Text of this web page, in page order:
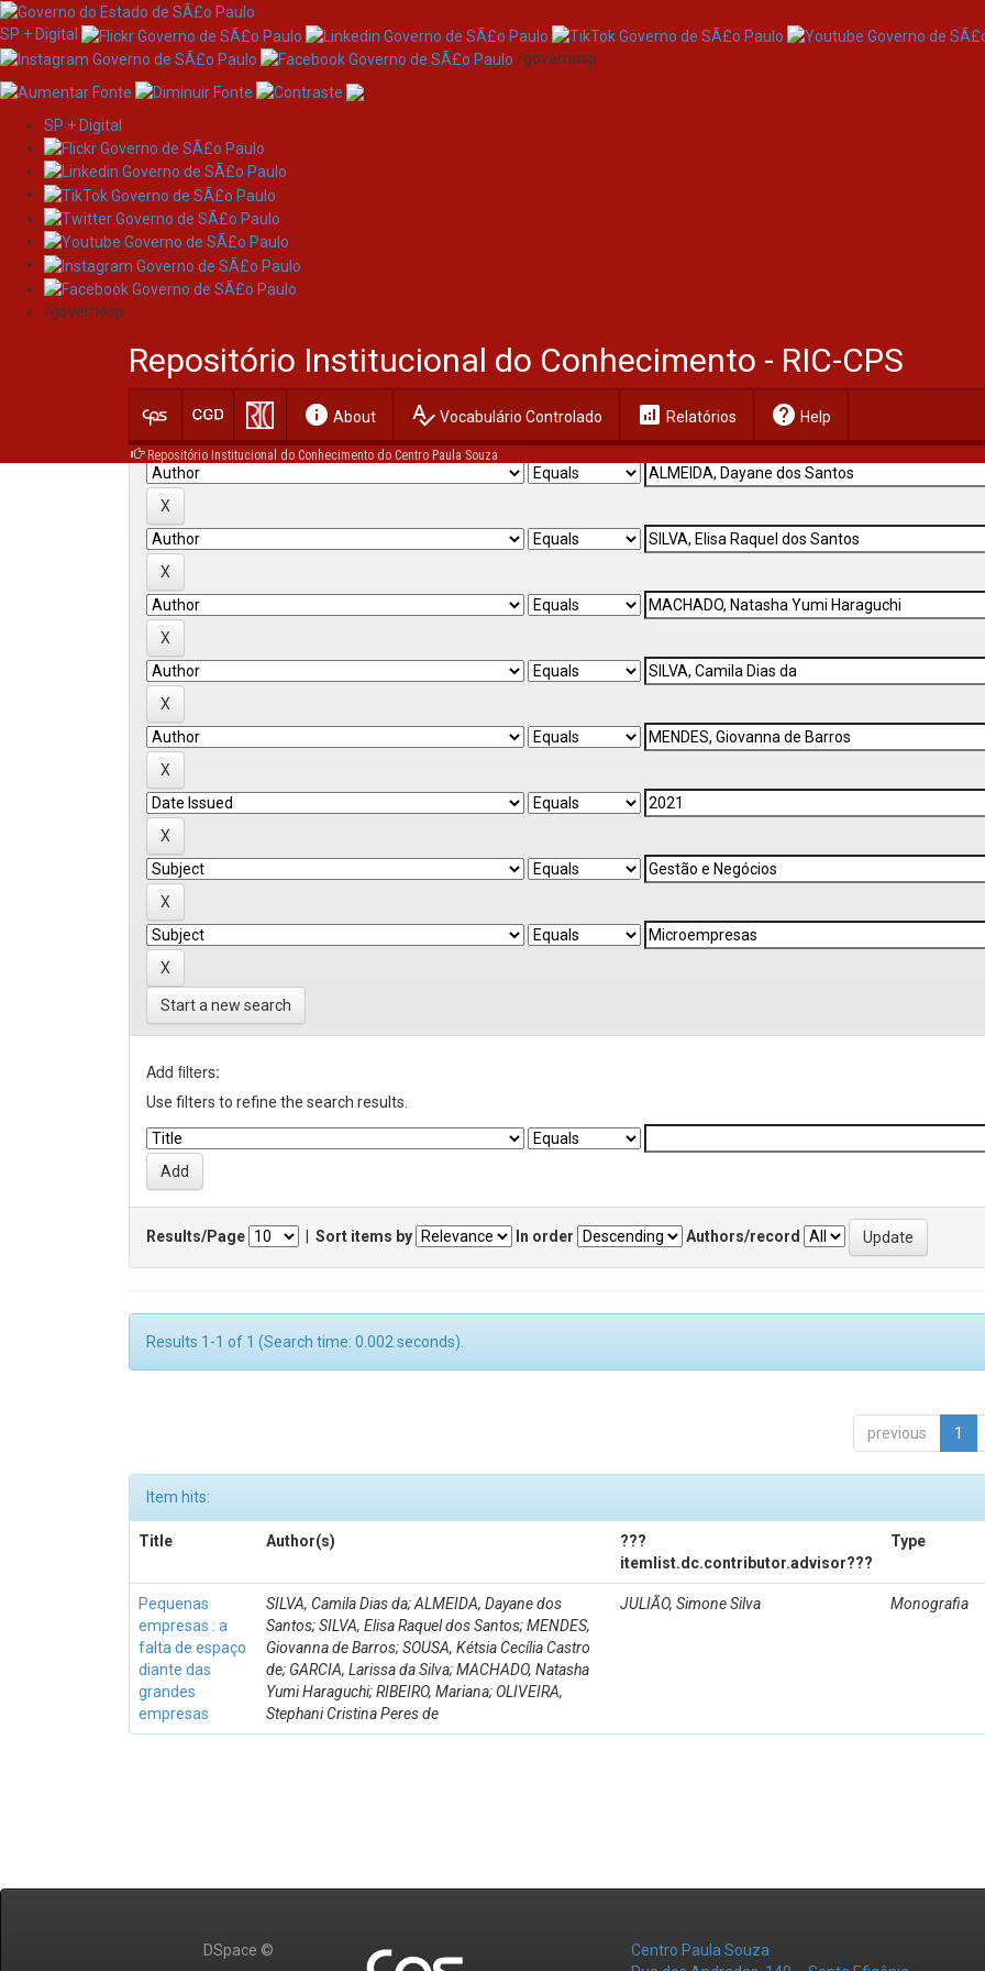
Skip
navigation
SP + Digital
/governosp
SP + Digital
/governosp
Repositório Institucional do Conhecimento - RIC-CPS
info About spellcheck Vocabulário Controlado analytics Relatórios help Help
Repositório Institucional do Conhecimento do Centro Paula Souza
Search
Current filters:
Start a new search
Add filters:
Use filters to refine the search results.
Results/Page Sort items by In order Authors/record
Results 1-1 of 1 (Search time: 0.002 seconds).
previous 1
Item hits:
Title Author(s)
???
itemlist.dc.contributor.advisor???
Type
Pequenas
empresas : a
falta de espaço
diante das
grandes
empresas
SILVA, Camila Dias da; ALMEIDA, Dayane dos
Santos; SILVA, Elisa Raquel dos Santos; MENDES,
Giovanna de Barros; SOUSA, Kétsia Cecília Castro
de; GARCIA, Larissa da Silva; MACHADO, Natasha
Yumi Haraguchi; RIBEIRO, Mariana; OLIVEIRA,
Stephani Cristina Peres de
JULIÃO, Simone Silva Monografia
DSpace ©
Centro Paula Souza